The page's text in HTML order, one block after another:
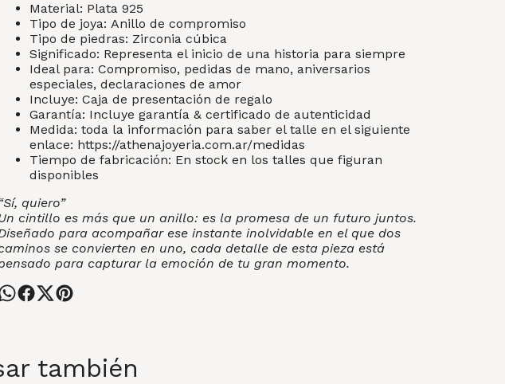
Material: Plata 925
Tipo de joya: Anillo de compromiso
Tipo de piedras: Zirconia cúbica
Significado: Representa el inicio de una historia para siempre
Ideal para: Compromiso, pedidas de mano, aniversarios
especiales, declaraciones de amor
Incluye: Caja de presentación de regalo
Garantía: Incluye garantía & certificado de autenticidad
Medida: toda la información para saber el talle en el siguiente
enlace: https://athenajoyeria.com.ar/medidas
Tiempo de fabricación: En stock en los talles que figuran
disponibles
quiero”
cintillo es más que un anillo: es la promesa de un futuro juntos.
para acompañar ese instante inolvidable en el que dos
se convierten en uno, cada detalle de esta pieza está
para capturar la emoción de tu gran momento.
también